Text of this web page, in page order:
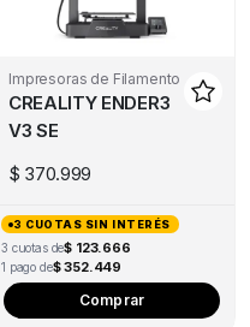
Impresoras de Filamento
CREALITY ENDER3
V3 SE
$ 370.999
3 CUOTAS SIN INTERÉS
3 cuotas de$ 123.666
1 pago de$ 352.449
Comprar